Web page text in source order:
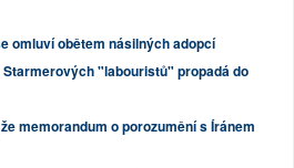
omluví obětem násilných adopcí
Starmerových "labouristů" propadá do
memorandum o porozumění s Íránem